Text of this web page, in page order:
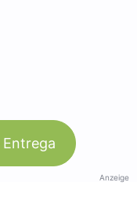
Anzeige